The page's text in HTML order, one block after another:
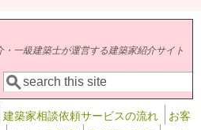
一級建築士が運営する建築家紹介サイト
検索フォーム
検索
建築家相談依頼サービスの流れ
お客